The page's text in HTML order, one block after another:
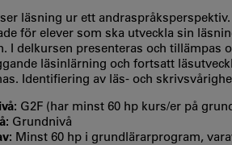
läsning ur ett
för elever som ska utveckla sin
I delkursen presenteras och tillämpas
läsinlärning och fortsatt
Identifiering av läs- och
G2F (har minst 60 hp kurs/er på
Grundnivå
Minst 60 hp i grundlärarprogram,